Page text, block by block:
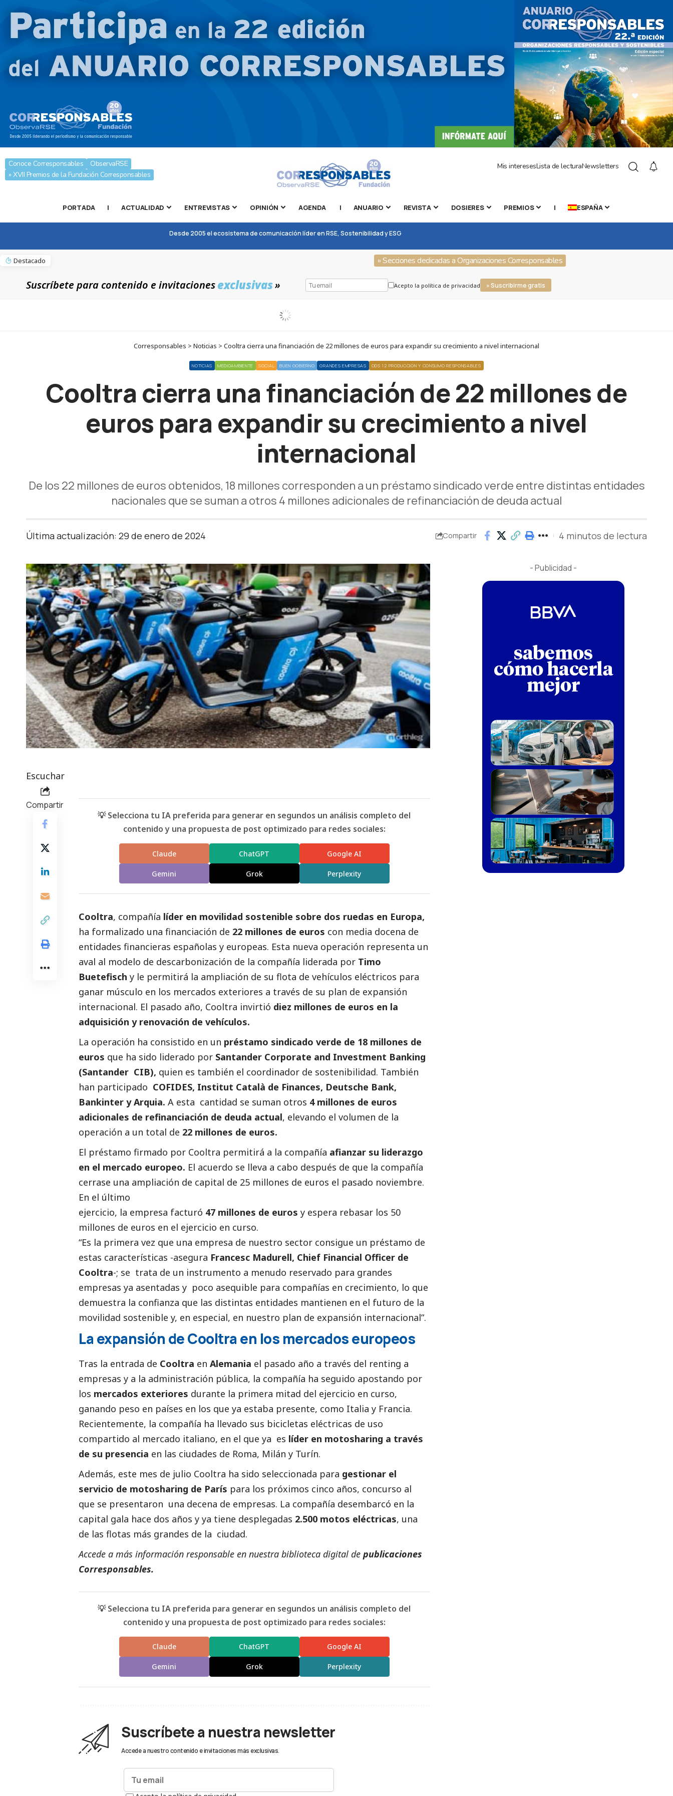
Conoce Corresponsables
ObservaRSE
» XVII Premios de la Fundación Corresponsables
Mis interesesLista de lecturaNewsletters
PORTADA | ACTUALIDAD ENTREVISTAS OPINIÓN AGENDA | ANUARIO REVISTA DOSIERES PREMIOS | ESPAÑA
Desde 2005 el ecosistema de comunicación líder en RSE, Sostenibilidad y ESG
Destacado » Secciones dedicadas a Organizaciones Corresponsables
Suscríbete para contenido e invitacionesexclusivas» Acepto la política de privacidad » Suscribirme gratis
Corresponsables > Noticias > Cooltra cierra una financiación de 22 millones de euros para expandir su crecimiento a nivel internacional
NOTICIAS MEDIOAMBIENTE SOCIAL BUEN GOBIERNO GRANDES EMPRESAS ODS 12 PRODUCCIÓN Y CONSUMO RESPONSABLES
Cooltra cierra una financiación de 22 millones de
euros para expandir su crecimiento a nivel
internacional
De los 22 millones de euros obtenidos, 18 millones corresponden a un préstamo sindicado verde entre distintas entidades
nacionales que se suman a otros 4 millones adicionales de refinanciación de deuda actual
Última actualización: 29 de enero de 2024 Compartir 4 minutos de lectura
Escuchar
Compartir
💡 Selecciona tu IA preferida para generar en segundos un análisis completo del
contenido y una propuesta de post optimizado para redes sociales:
Claude ChatGPT Google AI
Gemini Grok Perplexity
Cooltra, compañía líder en movilidad sostenible sobre dos ruedas en Europa,
ha formalizado una financiación de 22 millones de euros con media docena de
entidades financieras españolas y europeas. Esta nueva operación representa un
aval al modelo de descarbonización de la compañía liderada por Timo
Buetefisch y le permitirá la ampliación de su flota de vehículos eléctricos para
ganar músculo en los mercados exteriores a través de su plan de expansión
internacional. El pasado año, Cooltra invirtió diez millones de euros en la
adquisición y renovación de vehículos.
La operación ha consistido en un préstamo sindicado verde de 18 millones de
euros que ha sido liderado por Santander Corporate and Investment Banking
(Santander CIB), quien es también el coordinador de sostenibilidad. También
han participado COFIDES, Institut Català de Finances, Deutsche Bank,
Bankinter y Arquia. A esta cantidad se suman otros 4 millones de euros
adicionales de refinanciación de deuda actual, elevando el volumen de la
operación a un total de 22 millones de euros.
El préstamo firmado por Cooltra permitirá a la compañía afianzar su liderazgo
en el mercado europeo. El acuerdo se lleva a cabo después de que la compañía
cerrase una ampliación de capital de 25 millones de euros el pasado noviembre.
En el último
ejercicio, la empresa facturó 47 millones de euros y espera rebasar los 50
millones de euros en el ejercicio en curso.
“Es la primera vez que una empresa de nuestro sector consigue un préstamo de
estas características -asegura Francesc Madurell, Chief Financial Officer de
Cooltra-; se trata de un instrumento a menudo reservado para grandes
empresas ya asentadas y poco asequible para compañías en crecimiento, lo que
demuestra la confianza que las distintas entidades mantienen en el futuro de la
movilidad sostenible y, en especial, en nuestro plan de expansión internacional”.
La expansión de Cooltra en los mercados europeos
Tras la entrada de Cooltra en Alemania el pasado año a través del renting a
empresas y a la administración pública, la compañía ha seguido apostando por
los mercados exteriores durante la primera mitad del ejercicio en curso,
ganando peso en países en los que ya estaba presente, como Italia y Francia.
Recientemente, la compañía ha llevado sus bicicletas eléctricas de uso
compartido al mercado italiano, en el que ya es líder en motosharing a través
de su presencia en las ciudades de Roma, Milán y Turín.
Además, este mes de julio Cooltra ha sido seleccionada para gestionar el
servicio de motosharing de París para los próximos cinco años, concurso al
que se presentaron una decena de empresas. La compañía desembarcó en la
capital gala hace dos años y ya tiene desplegadas 2.500 motos eléctricas, una
de las flotas más grandes de la ciudad.
Accede a más información responsable en nuestra biblioteca digital de publicaciones
Corresponsables.
💡 Selecciona tu IA preferida para generar en segundos un análisis completo del
contenido y una propuesta de post optimizado para redes sociales:
Claude ChatGPT Google AI
Gemini Grok Perplexity
Suscríbete a nuestra newsletter
Accede a nuestro contenido e invitaciones más exclusivas.
- Publicidad -